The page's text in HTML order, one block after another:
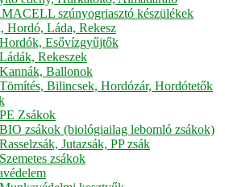
szúnyogriasztó készülékek
Hordó, Láda, Rekesz
Hordók, Esővízgyűjtők
Ládák, Rekeszek
Kannák, Ballonok
Tömítés, Bilincsek, Hordózár, Hordótetők
PE Zsákok
BIO zsákok (biológiailag lebomló zsákok)
Rasselzsák, Jutazsák, PP zsák
Szemetes zsákok